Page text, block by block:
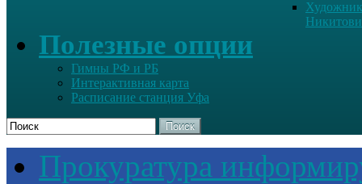
Полезные опции
Гимны РФ и РБ
Интерактивная карта
Расписание станция Уфа
Поиск
Прокуратура